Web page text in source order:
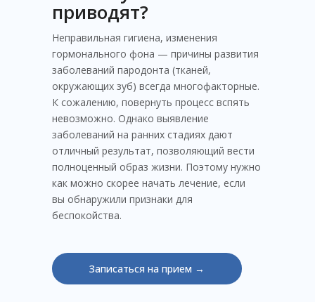
приводят?
Неправильная гигиена, изменения
гормонального фона — причины развития
заболеваний пародонта (тканей,
окружающих зуб) всегда многофакторные.
К сожалению, повернуть процесс вспять
невозможно. Однако выявление
заболеваний на ранних стадиях дают
отличный результат, позволяющий вести
полноценный образ жизни. Поэтому нужно
как можно скорее начать лечение, если
вы обнаружили признаки для
беспокойства.
Записаться на прием →